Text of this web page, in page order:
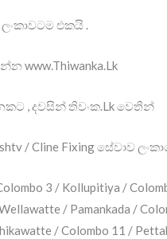
එකයි .
www.Thiwanka.Lk
, දවසින් තිවංක.Lk වෙතින්
/ Cline Fixing සේවාව
3 / Kollupitiya /
/ Pamankada /
/ Colombo 11 /